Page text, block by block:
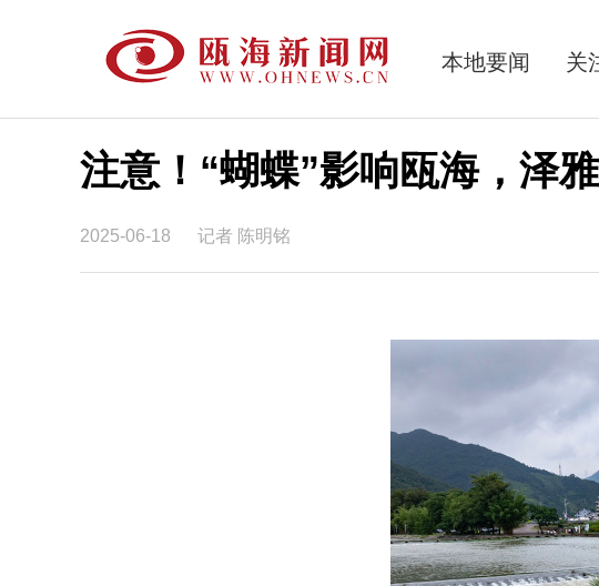
本地要闻 关
注意！“蝴蝶”影响瓯海，泽
2025-06-18 记者 陈明铭